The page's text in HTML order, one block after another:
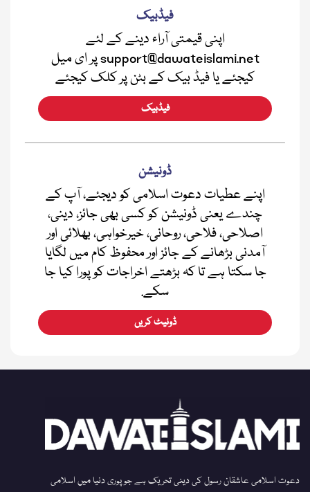
فیڈبیک
اپنی قیمتی آراء دینے کے لئے
support@dawateislami.net پر ای میل
کیجئے یا فیڈ بیک کے بٹن پر کلک کیجئے
فیڈبیک
ڈونیشن
اپنے عطیات دعوت اسلامی کو دیجئے، آپ کے
چندے یعنی ڈونیشن کو کسی بھی جائز، دینی،
اصلاحی، فلاحی، روحانی، خیرخواہی، بھلائی اور
آمدنی بڑھانے کے جائز اور محفوظ کام میں لگایا
جا سکتا ہے تا کہ بڑھتے اخراجات کو پورا کیا جا
سکے.
ڈونیٹ کریں
دعوت اسلامی عاشقان رسول کی دینی تحریک ہے جو پوری دنیا میں اسلامی